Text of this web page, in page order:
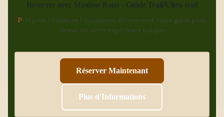
Prêt pour l'aventure ? Contactez directement votre guide pour
démarrer votre expérience unique.
Réserver Maintenant
Plus d'Informations